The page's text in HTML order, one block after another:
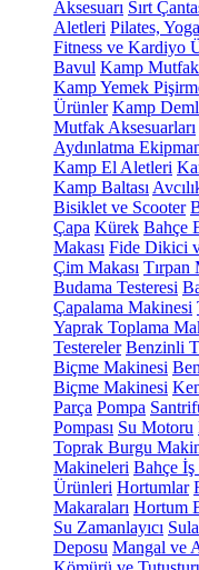
Aksesuarı Sırt
Aletleri Pilates,
Fitness ve Kardiyo
Bavul Kamp
Kamp Yemek
Ürünler Kamp
Mutfak Aksesuarları
Aydınlatma
Kamp El Aletleri
Kamp Baltası
Bisiklet ve Scooter
Çapa Kürek Bahçe
Makası Fide Dikici
Çim Makası Tırpan
Budama Testeresi
Çapalama Makinesi
Yaprak Toplama
Testereler Benzinli
Biçme Makinesi
Biçme Makinesi
Parça Pompa
Pompası Su Motoru
Toprak Burgu
Makineleri Bahçe
Ürünleri Hortumlar
Makaraları Hortum
Su Zamanlayıcı
Deposu Mangal ve